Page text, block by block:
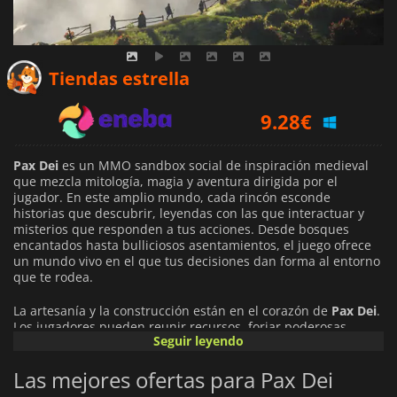
Tiendas estrella
9.28€
11.29€
Pax Dei es un MMO sandbox social de inspiración medieval
que mezcla mitología, magia y aventura dirigida por el
jugador. En este amplio mundo, cada rincón esconde
historias que descubrir, leyendas con las que interactuar y
misterios que responden a tus acciones. Desde bosques
encantados hasta bulliciosos asentamientos, el juego ofrece
un mundo vivo en el que tus decisiones dan forma al entorno
que te rodea.
La artesanía y la construcción están en el corazón de Pax Dei.
Los jugadores pueden reunir recursos, forjar poderosas
armas y construir desde humildes hogares hasta enormes
jugador que fomenta la colaboración y el comercio, dando a
cada creación y decisión peso en la configuración del
Seguir leyendo
Las mejores ofertas para Pax Dei